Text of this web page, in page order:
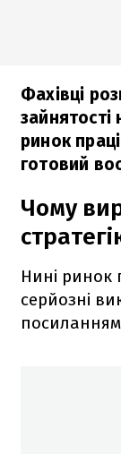
Фахівці
зайнятості
ринок
готовий
Чому
Нині ринок
серйозні